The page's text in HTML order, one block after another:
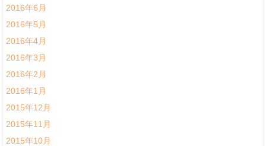
2016年6月
2016年5月
2016年4月
2016年3月
2016年2月
2016年1月
2015年12月
2015年11月
2015年10月